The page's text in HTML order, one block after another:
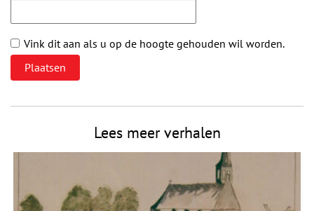
Vink dit aan als u op de hoogte gehouden wil worden.
Lees meer verhalen